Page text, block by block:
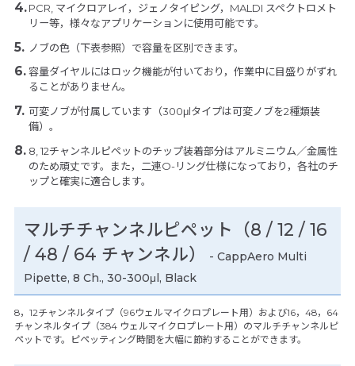
PCR, マイクロアレイ，ジェノタイピング，MALDI スペクトロメト
リー等，様々なアプリケーションに使用可能です。
ノブの色（下表参照）で容量を区別できます。
容量ダイヤルにはロック機能が付いており，作業中に目盛りがずれ
ることがありません。
可変ノブが付属しています（300μlタイプは可変ノブを2種類装
備）。
8, 12チャンネルピペットのチップ装着部分はアルミニウム／金属性
のため頑丈です。また，二連O-リング仕様になっており，各社のチ
ップと確実に適合します。
マルチチャンネルピペット（8 / 12 / 16
/ 48 / 64 チャンネル）
- CappAero Multi
Pipette, 8 Ch., 30-300μl, Black
8，12チャンネルタイプ（96ウェルマイクロプレート用）および16，48，64
チャンネルタイプ（384 ウェルマイクロプレート用）のマルチチャンネルピ
ペットです。ピペッティング時間を大幅に節約することができます。